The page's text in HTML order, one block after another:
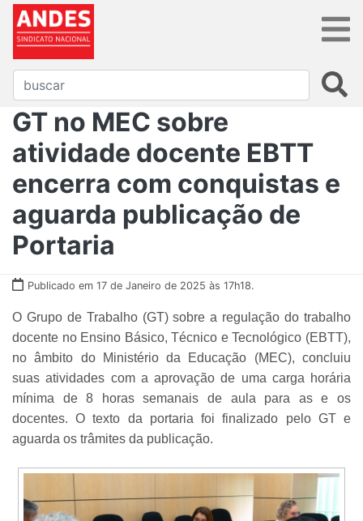
GT no MEC sobre
atividade docente EBTT
encerra com conquistas e
aguarda publicação de
Portaria
Publicado em 17 de Janeiro de 2025 às 17h18.
O Grupo de Trabalho (GT) sobre a regulação do trabalho
docente no Ensino Básico, Técnico e Tecnológico (EBTT),
no âmbito do Ministério da Educação (MEC), concluiu
suas atividades com a aprovação de uma carga horária
mínima de 8 horas semanais de aula para as e os
docentes. O texto da portaria foi finalizado pelo GT e
aguarda os trâmites da publicação.